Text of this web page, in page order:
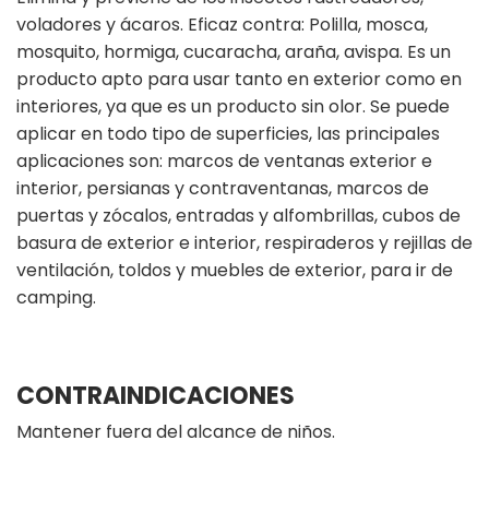
voladores y ácaros. Eficaz contra: Polilla, mosca,
mosquito, hormiga, cucaracha, araña, avispa. Es un
producto apto para usar tanto en exterior como en
interiores, ya que es un producto sin olor. Se puede
aplicar en todo tipo de superficies, las principales
aplicaciones son: marcos de ventanas exterior e
interior, persianas y contraventanas, marcos de
puertas y zócalos, entradas y alfombrillas, cubos de
basura de exterior e interior, respiraderos y rejillas de
ventilación, toldos y muebles de exterior, para ir de
camping.
CONTRAINDICACIONES
Mantener fuera del alcance de niños.